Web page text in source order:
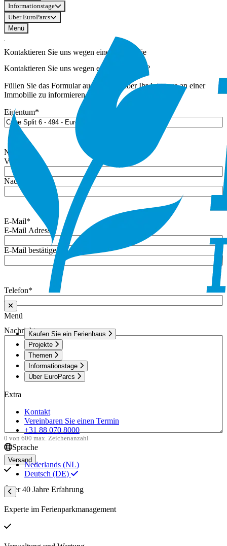
Informationstage
Über EuroParcs
Menü
Menü
Kaufen Sie ein Ferienhaus
Projekte
Themen
Informationstage
Über EuroParcs
Extra
Kontakt
Vereinbaren Sie einen Termin
+31 88 070 8000
Sprache
Nederlands (NL)
Deutsch (DE)
Kontaktieren Sie uns wegen einer Immobilie
Kontaktieren Sie uns wegen einer Immobilie?
Füllen Sie das Formular aus, um uns über Ihr Interesse an einer
Immobilie zu informieren.
Eigentum*
Name
Vorname
Nachname
E-Mail*
E-Mail Adresse
E-Mail bestätigen
Telefon*
Nachricht
0 von 600 max. Zeichenanzahl
Über 40 Jahre Erfahrung
Experte im Ferienparkmanagement